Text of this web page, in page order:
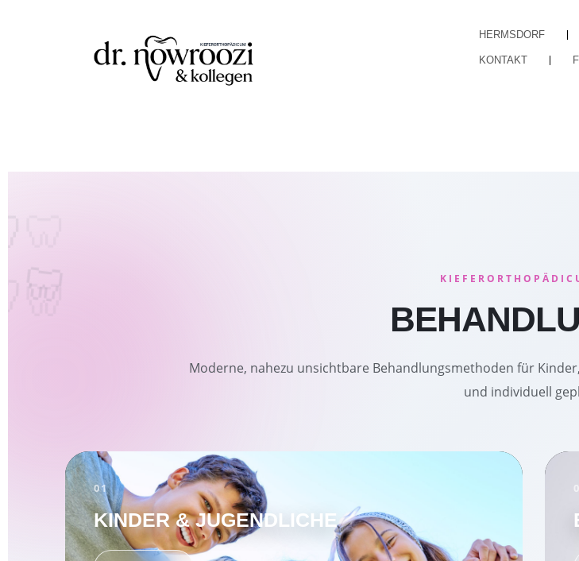
HERMSDORF
KONTAKT
🦷
🦷
Moderne, nahezu unsichtbare Behandlungsmethoden für
und individuell
01
KINDER & JUGENDLICHE